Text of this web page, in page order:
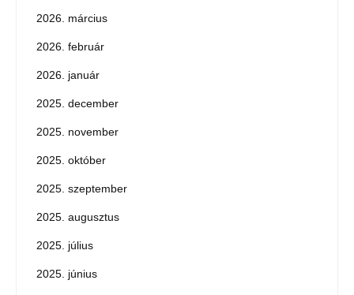
2026. március
2026. február
2026. január
2025. december
2025. november
2025. október
2025. szeptember
2025. augusztus
2025. július
2025. június